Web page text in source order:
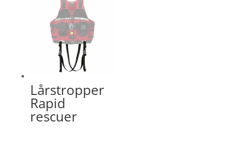
Lårstropper
Rapid
rescuer